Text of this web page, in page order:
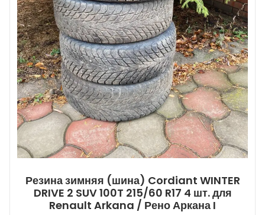
Резина зимняя (шина) Cordiant WINTER
DRIVE 2 SUV 100T 215/60 R17 4 шт. для
Renault Arkana / Рено Аркана I